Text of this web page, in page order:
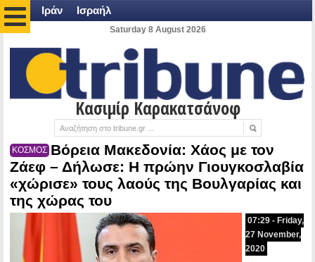
Ιράν Ισραήλ
Saturday 8 August 2026
Κασιμίρ Καρακατσάνοφ
ΚΟΣΜΟΣ Βόρεια Μακεδονία: Χάος με τον
Ζάεφ – Δήλωσε: Η πρώην Γιουγκοσλαβία
«χώρισε» τους λαούς της Βουλγαρίας και
της χώρας του
07:29 - Friday,
27 November,
2020